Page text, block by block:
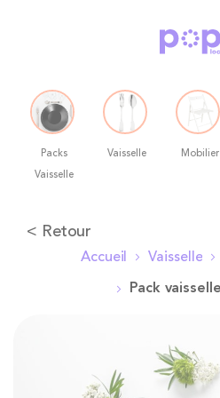
Packs
Vaisselle
Vaisselle Mobilier
Allez
< Retour
Accueil Vaisselle